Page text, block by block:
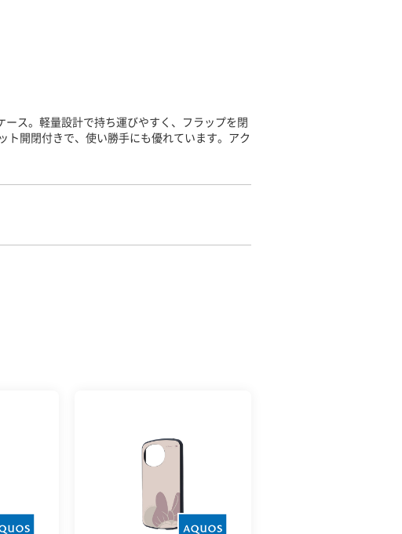
ス。軽量設計で持ち運びやすく、フラップを閉
開閉付きで、使い勝手にも優れています。アク